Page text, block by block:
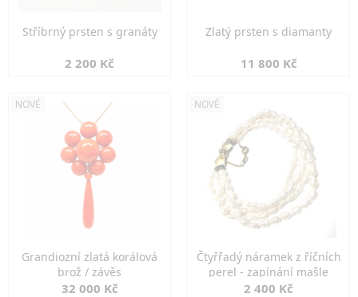
Stříbrný prsten s granáty
2 200 Kč
Zlatý prsten s diamanty
11 800 Kč
NOVÉ
Grandiozní zlatá korálová
brož / závěs
32 000 Kč
NOVÉ
Čtyřřadý náramek z říčních
perel - zapínání mašle
2 400 Kč